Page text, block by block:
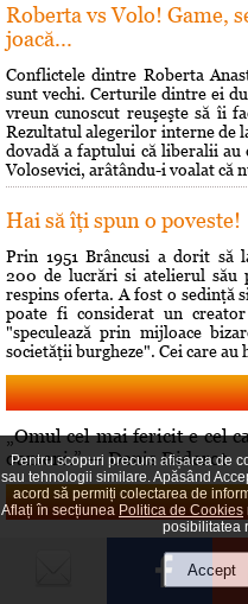
Roberta vs Volo! Game,
joacă...
Conflictele dintre Roberta
sunt vechi. Certurile dintre ei
vreun cunoscut reuşeşte să îi
Rezultatul alegerilor interne de
dovadă a faptului că liberalii
Volosevici, arâtându-i voalat că
Hai să îţi spun o poveste!
Prin 1951 Brâncusi a dorit să
200 de lucrări si atelierul său
respins oferta. A fost o sedinţă
poate fi considerat un
"speculează prin mijloace
societăţii burgheze". Cei care au
„Omul cel mai fericit e cel
oameni.” — Denis Diderot
6
EURO =
Pentru scopuri precum afișarea de
sau tehnologii similare. Apăsând
acord să permiți colectarea de
Aflați în secțiunea Politica de Cookies
posibilitatea